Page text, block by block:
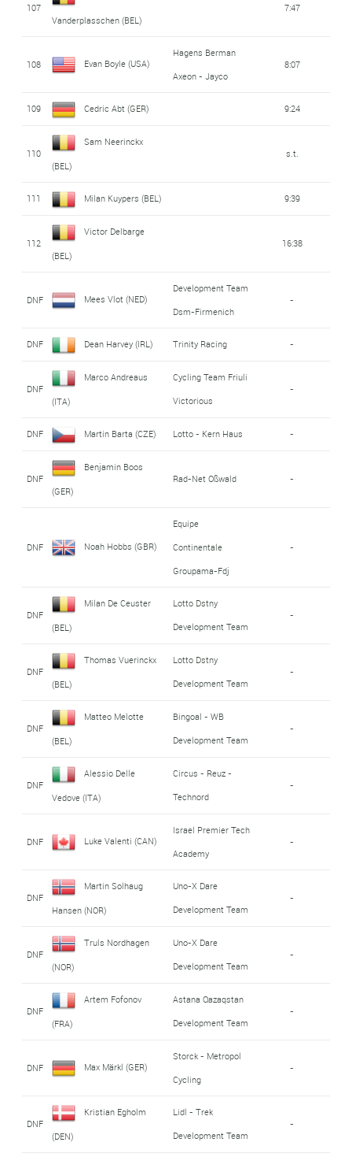
107
Vanderplasschen (BEL)
7:47
108 Evan Boyle (USA)
Hagens Berman
Axeon - Jayco
8:07
109 Cedric Abt (GER) 9:24
110
Sam Neerinckx
(BEL)
s.t.
111 Milan Kuypers (BEL) 9:39
112
Victor Delbarge
(BEL)
16:38
DNF Mees Vlot (NED)
Development Team
Dsm-Firmenich
-
DNF Dean Harvey (IRL) Trinity Racing -
DNF
Marco Andreaus
(ITA)
Cycling Team Friuli
Victorious
-
DNF Martin Barta (CZE) Lotto - Kern Haus -
DNF
Benjamin Boos
(GER)
Rad-Net Oßwald -
DNF Noah Hobbs (GBR)
Equipe
Continentale
Groupama-Fdj
-
DNF
Milan De Ceuster
(BEL)
Lotto Dstny
Development Team
-
DNF
Thomas Vuerinckx
(BEL)
Lotto Dstny
Development Team
-
DNF
Matteo Melotte
(BEL)
Bingoal - WB
Development Team
-
DNF
Alessio Delle
Vedove (ITA)
Circus - Reuz -
Technord
-
DNF Luke Valenti (CAN)
Israel Premier Tech
Academy
-
DNF
Martin Solhaug
Hansen (NOR)
Uno-X Dare
Development Team
-
DNF
Truls Nordhagen
(NOR)
Uno-X Dare
Development Team
-
DNF
Artem Fofonov
(FRA)
Astana Qazaqstan
Development Team
-
DNF Max Märkl (GER)
Storck - Metropol
Cycling
-
DNF
Kristian Egholm
(DEN)
Lidl - Trek
Development Team
-